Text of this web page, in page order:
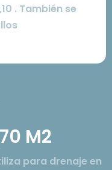
. También se
M2
para drenaje en